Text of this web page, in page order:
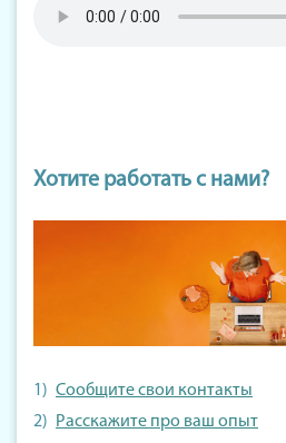
Хотите работать с нами?
Сообщите свои контакты
Расскажите про ваш опыт